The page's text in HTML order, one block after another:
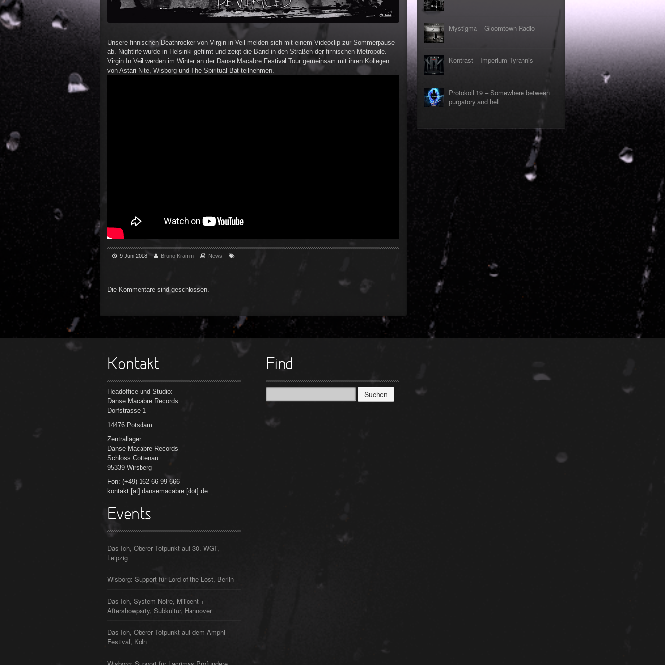
►
►
►
►
►
Unsere finnischen Deathrocker von Virgin in Veil melden sich mit einem Videoclip zur Sommerpause
ab. Nightlife wurde in Helsinki gefilmt und zeigt die Band in den Straßen der finnischen Metropole.
Virgin In Veil werden im Winter an der Danse Macabre Festival Tour gemeinsam mit ihren Kollegen
von Astari Nite, Wisborg und The Spiritual Bat teilnehmen.
9 Juni 2018 Bruno Kramm News
Die Kommentare sind geschlossen.
Mystigma – Gloomtown Radio
Kontrast – Imperium Tyrannis
Protokoll 19 – Somewhere between
purgatory and hell
Kontakt
Headoffice und Studio:
Danse Macabre Records
Dorfstrasse 1
14476 Potsdam
Zentrallager:
Danse Macabre Records
Schloss Cottenau
95339 Wirsberg
Fon: (+49) 162 66 99 666
kontakt [at] dansemacabre [dot] de
Events
Das Ich, Oberer Totpunkt auf 30. WGT,
Leipzig
Wisborg: Support für Lord of the Lost, Berlin
Das Ich, System Noire, Milicent +
Aftershowparty, Subkultur, Hannover
Das Ich, Oberer Totpunkt auf dem Amphi
Festival, Köln
Find
Suchen
nach: